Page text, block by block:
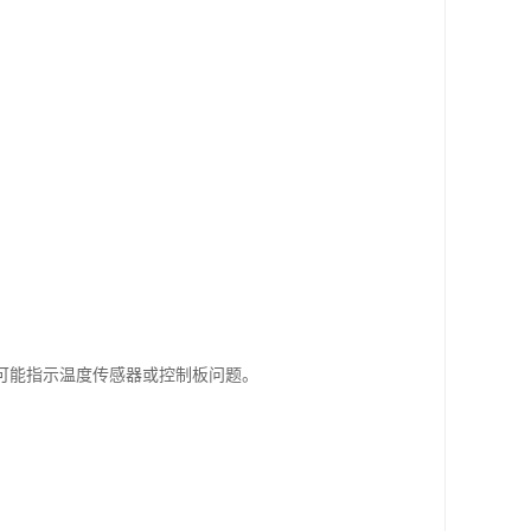
指示温度传感器或控制板问题。